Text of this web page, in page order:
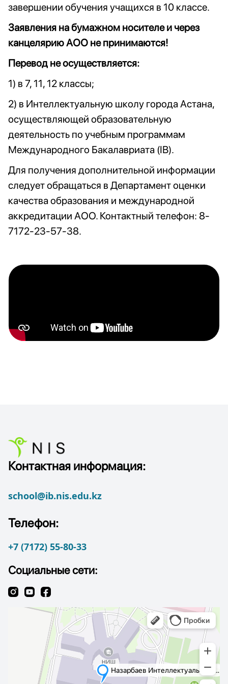
завершении обучения учащихся в 10 классе.
Заявления на бумажном носителе и через
канцелярию АОО не принимаются!
Перевод не осуществляется:
1) в 7, 11, 12 классы;
2) в Интеллектуальную школу города Астана,
осуществляющей образовательную
деятельность по учебным программам
Международного Бакалавриата (ІВ).
Для получения дополнительной информации
следует обращаться в Департамент оценки
качества образования и международной
аккредитации АОО. Контактный телефон: 8-
7172-23-57-38.
Контактная информация:
school@ib.nis.edu.kz
Телефон:
+7 (7172) 55-80-33
Социальные сети: